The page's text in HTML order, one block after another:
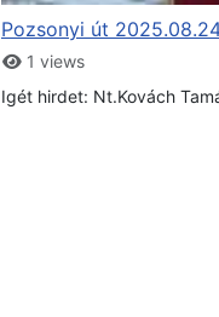
Pozsonyi út
1 views
Igét hirdet: Nt.Kovách